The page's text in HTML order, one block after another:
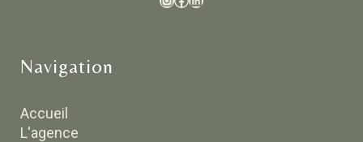
Navigation
Accueil
L'agence